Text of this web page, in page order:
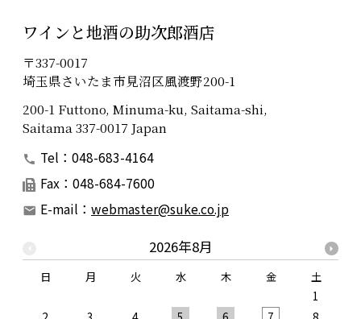
ワインと地酒の助次郎酒店
〒337-0017
埼玉県さいたま市見沼区風渡野200-1
200-1 Futtono, Minuma-ku, Saitama-shi,
Saitama 337-0017 Japan
Tel：048-683-4164
Fax：048-684-7600
E-mail： webmaster@suke.co.jp
2026年8月
日 月 火 水 木 金
土
1